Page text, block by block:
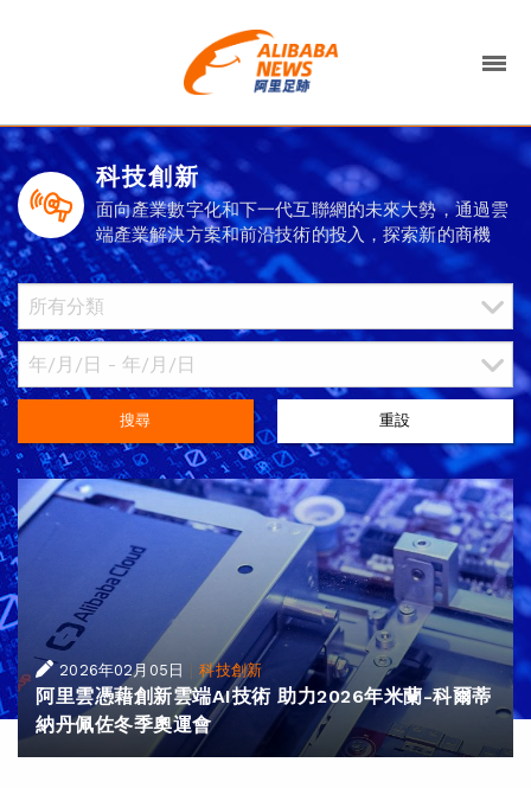
科技創新
面向產業數字化和下一代互聯網的未來大勢，通過雲
端產業解決方案和前沿技術的投入，探索新的商機
搜尋 重設
2026年02月05日 |科技創新
阿里雲憑藉創新雲端AI技術 助力2026年米蘭-科爾蒂
納丹佩佐冬季奧運會